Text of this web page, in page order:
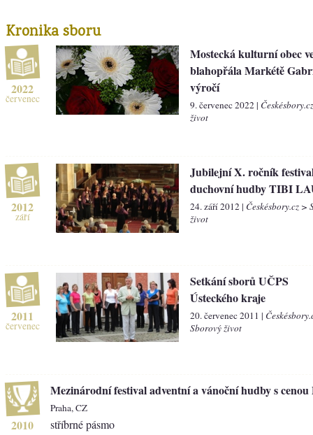
Kronika sboru
2022
červenec
Mostecká kulturní obec
blahopřála Markétě
výročí
9. červenec 2022 |
život
2012
září
Jubilejní X. ročník
duchovní hudby TIBI
24. září 2012 | Českésbory.cz >
život
2011
červenec
Setkání sborů UČPS
Ústeckého kraje
20. červenec 2011 |
Sborový život
2010
Mezinárodní festival adventní a vánoční hudby s cenou
Praha, CZ
stříbrné pásmo